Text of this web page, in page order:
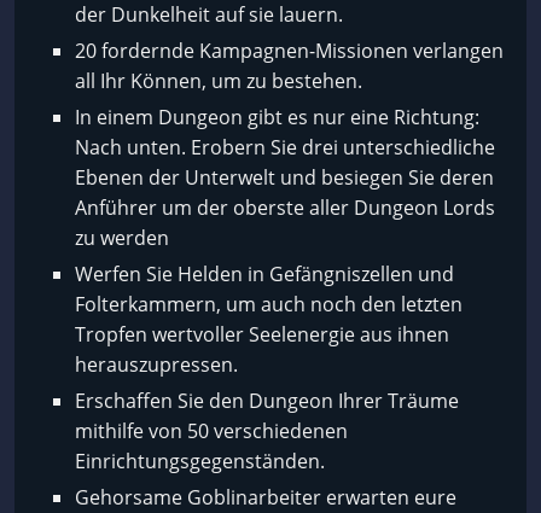
der Dunkelheit auf sie lauern.
20 fordernde Kampagnen-Missionen verlangen
all Ihr Können, um zu bestehen.
In einem Dungeon gibt es nur eine Richtung:
Nach unten. Erobern Sie drei unterschiedliche
Ebenen der Unterwelt und besiegen Sie deren
Anführer um der oberste aller Dungeon Lords
zu werden
Werfen Sie Helden in Gefängniszellen und
Folterkammern, um auch noch den letzten
Tropfen wertvoller Seelenergie aus ihnen
herauszupressen.
Erschaffen Sie den Dungeon Ihrer Träume
mithilfe von 50 verschiedenen
Einrichtungsgegenständen.
Gehorsame Goblinarbeiter erwarten eure